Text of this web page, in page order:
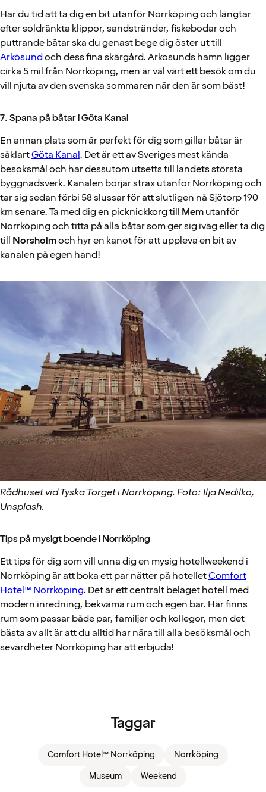
Har du tid att ta dig en bit utanför Norrköping och längtar
efter soldränkta klippor, sandstränder, fiskebodar och
puttrande båtar ska du genast bege dig öster ut till
Arkösundoch dess fina skärgård. Arkösunds hamn ligger
cirka 5 mil från Norrköping, men är väl värt ett besök om du
vill njuta av den svenska sommaren när den är som bäst!
7. Spana på båtar i Göta Kanal
En annan plats som är perfekt för dig som gillar båtar är
såklartGöta Kanal. Det är ett av Sveriges mest kända
besöksmål och har dessutom utsetts till landets största
byggnadsverk. Kanalen börjar strax utanför Norrköping och
tar sig sedan förbi 58 slussar för att slutligen nå Sjötorp 190
km senare. Ta med dig en picknickkorg till Memutanför
Norrköping och titta på alla båtar som ger sig iväg eller ta dig
till Norsholmoch hyr en kanot för att uppleva en bit av
kanalen på egen hand!
Rådhuset vid Tyska Torget i Norrköping. Foto: Ilja Nedilko,
Unsplash.
Tips på mysigt boende i Norrköping
Ett tips för dig som vill unna dig en mysig hotellweekend i
Norrköping är att boka ett par nätter på hotelletComfort
Hotel™ Norrköping. Det är ett centralt beläget hotell med
modern inredning, bekväma rum och egen bar. Här finns
rum som passar både par, familjer och kollegor, men det
bästa av allt är att du alltid har nära till alla besöksmål och
sevärdheter Norrköping har att erbjuda!
Taggar
Comfort Hotel™ Norrköping
Norrköping
Museum
Weekend